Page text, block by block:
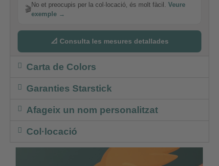
🎬
No et preocupis per la col·locació, és molt fàcil. Veure
exemple →
📐 Consulta les mesures detallades
Carta de Colors
Garanties Starstick
Afageix un nom personalitzat
Col·locació